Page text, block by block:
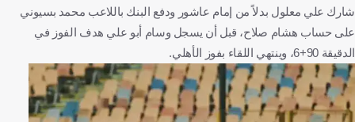
شارك علي معلول بدلاً من إمام عاشور ودفع البنك باللاعب محمد بسيوني
على حساب هشام صلاح، قبل أن يسجل وسام أبو علي هدف الفوز في
الدقيقة 90+6، وينتهي اللقاء بفوز الأهلي.